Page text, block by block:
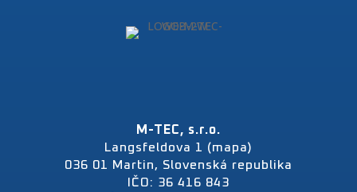
M-TEC, s.r.o.
Langsfeldova 1 (mapa)
036 01 Martin, Slovenská republika
IČO: 36 416 843